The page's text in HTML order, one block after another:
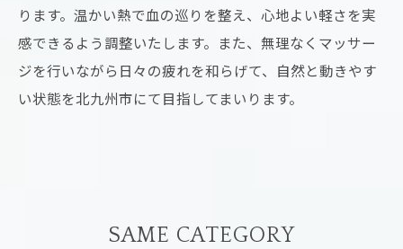
ります。温かい熱で血の巡りを整え、心地よい軽さを実
感できるよう調整いたします。また、無理なくマッサー
ジを行いながら日々の疲れを和らげて、自然と動きやす
い状態を北九州市にて目指してまいります。
SAME CATEGORY